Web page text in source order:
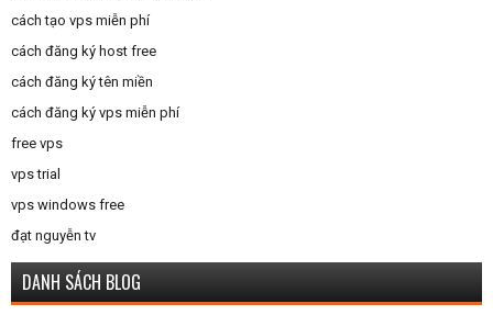
cách tạo vps miễn phí
cách đăng ký host free
cách đăng ký tên miền
cách đăng ký vps miễn phí
free vps
vps trial
vps windows free
đạt nguyễn tv
DANH SÁCH BLOG